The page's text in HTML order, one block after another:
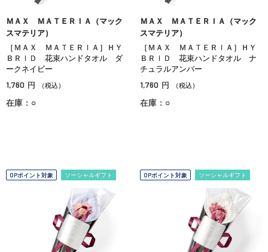
ＭＡＸ ＭＡＴＥＲＩＡ（マック
スマテリア）
［ＭＡＸ ＭＡＴＥＲＩＡ］ＨＹ
ＢＲＩＤ 花束ハンドタオル ダ
ークネイビー
1,760 円 （税込）
在庫：○
ＭＡＸ ＭＡＴＥＲＩＡ（マック
スマテリア）
［ＭＡＸ ＭＡＴＥＲＩＡ］ＨＹ
ＢＲＩＤ 花束ハンドタオル ナ
チュラルアンバー
1,760 円 （税込）
在庫：○
OPポイント対象 ソーシャルギフト OPポイント対象 ソーシャルギフト